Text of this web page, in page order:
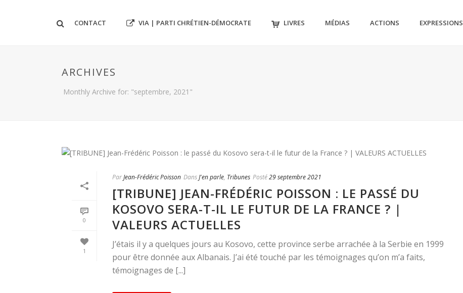
EXPRESSIONS
ACTIONS
MÉDIAS
LIVRES
VIA | PARTI CHRÉTIEN-DÉMOCRATE
CONTACT
ARCHIVES
Monthly Archive for: "septembre, 2021"
0
1
ParJean-Frédéric Poisson DansJ'en parle, Tribunes Posté29 septembre 2021
[TRIBUNE] JEAN-FRÉDÉRIC POISSON : LE PASSÉ DU
KOSOVO SERA-T-IL LE FUTUR DE LA FRANCE ? |
VALEURS ACTUELLES
J’étais il y a quelques jours au Kosovo, cette province serbe arrachée à la Serbie en 1999
pour être donnée aux Albanais. J’ai été touché par les témoignages qu’on m’a faits,
témoignages de [...]